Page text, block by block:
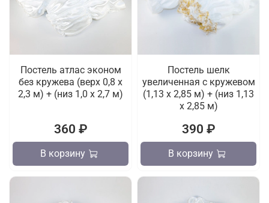
Постель атлас эконом
без кружева (верх 0,8 х
2,3 м) + (низ 1,0 х 2,7 м)
360 ₽
В корзину
Постель шелк
увеличенная с кружевом
(1,13 х 2,85 м) + (низ 1,13
х 2,85 м)
390 ₽
В корзину